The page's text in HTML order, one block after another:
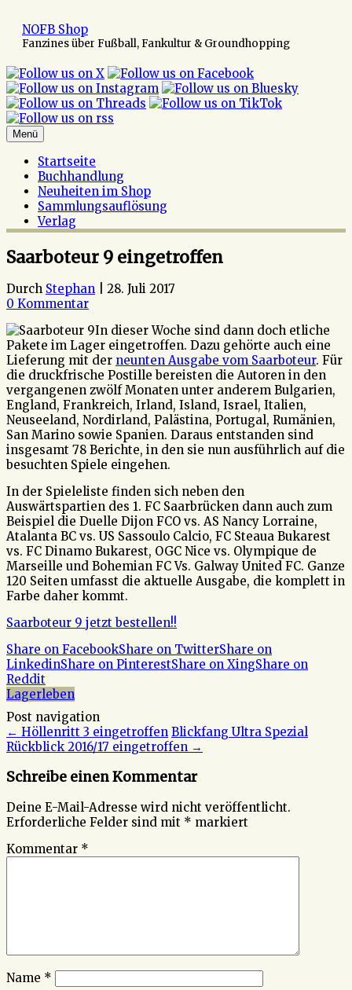
Inhalt
springen
NOFB Shop
Fanzines über Fußball, Fankultur & Groundhopping
Menü
Startseite
Buchhandlung
Neuheiten im Shop
Sammlungsauflösung
Verlag
Saarboteur 9 eingetroffen
Durch Stephan
28. Juli 2017
0 Kommentar
In dieser Woche sind dann doch etliche
Pakete im Lager eingetroffen. Dazu gehörte auch eine
Lieferung mit der neunten Ausgabe vom Saarboteur. Für
die druckfrische Postille bereisten die Autoren in den
vergangenen zwölf Monaten unter anderem Bulgarien,
England, Frankreich, Irland, Island, Israel, Italien,
Neuseeland, Nordirland, Palästina, Portugal, Rumänien,
San Marino sowie Spanien. Daraus entstanden sind
insgesamt 78 Berichte, in den sie nun ausführlich auf die
besuchten Spiele eingehen.
In der Spieleliste finden sich neben den
Auswärtspartien des 1. FC Saarbrücken dann auch zum
Beispiel die Duelle Dijon FCO vs. AS Nancy Lorraine,
Atalanta BC vs. US Sassoulo Calcio, FC Steaua Bukarest
vs. FC Dinamo Bukarest, OGC Nice vs. Olympique de
Marseille und Bohemian FC Vs. Galway United FC. Ganze
120 Seiten umfasst die aktuelle Ausgabe, die komplett in
Farbe daher kommt.
Saarboteur 9 jetzt bestellen!!
Share on FacebookShare on TwitterShare on
LinkedinShare on PinterestShare on XingShare on
Reddit
Lagerleben
Post navigation
← Höllenritt 3 eingetroffen Blickfang Ultra Spezial
Rückblick 2016/17 eingetroffen →
Schreibe einen Kommentar
Deine E-Mail-Adresse wird nicht veröffentlicht.
Erforderliche Felder sind mit * markiert
Kommentar *
Name *